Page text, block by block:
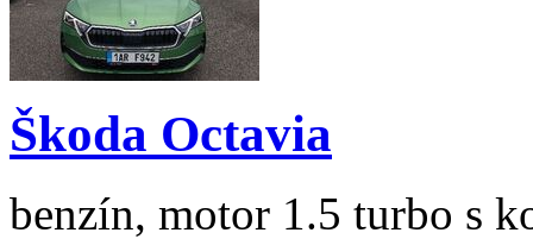
Škoda Octavia
benzín, motor 1.5 turbo s